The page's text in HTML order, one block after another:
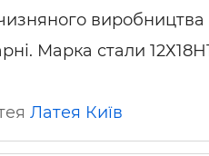
Марка стали
Латея Київ